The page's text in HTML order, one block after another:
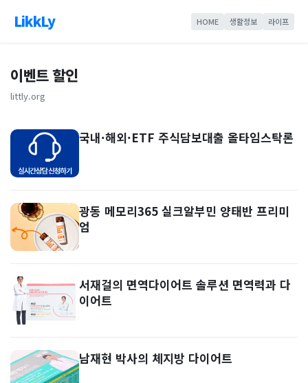
LikkLy HOME 생활정보 라이프
이벤트 할인
littly.org
국내·해외·ETF 주식담보대출 올타임스탁론
광동 메모리365 실크알부민 양태반 프리미
엄
서재걸의 면역다이어트 솔루션 면역력과 다
이어트
남재현 박사의 체지방 다이어트